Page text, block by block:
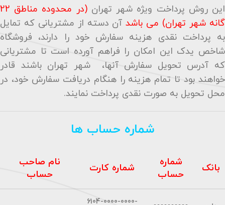
این روش پرداخت ویژه شهر تهران
(در محدوده مناطق 22
گانه شهر تهران) می باشد آن دسته از مشتریانی که تمایل
به پرداخت نقدی هزینه سفارش خود را دارند، فروشگاه
شاخص یدک این امکان را فراهم آورده است تا مشتریانی
که آدرس تحویل سفارش آنها، شهر تهران باشند قادر
خواهند بود تا تمام هزینه را هنگام دریافت سفارش خود، در
محل تحویل به صورت نقدی پرداخت نمایند.
شماره حساب ها
بانک
شماره
حساب
شماره کارت
نام صاحب
حساب
6104-0000-0000-